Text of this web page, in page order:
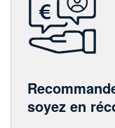
soyez en